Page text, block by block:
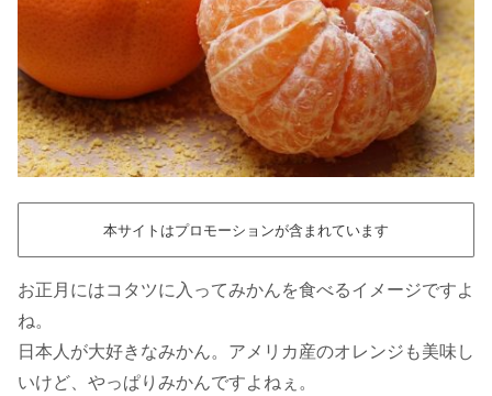
本サイトはプロモーションが含まれています
お正月にはコタツに入ってみかんを食べるイメージですよ
ね。
日本人が大好きなみかん。アメリカ産のオレンジも美味し
いけど、やっぱりみかんですよねぇ。